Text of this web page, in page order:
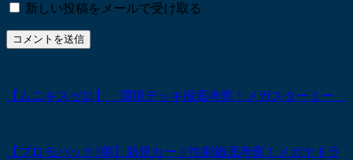
新しい投稿をメールで受け取る
【ムニキスゼロ】 環境デッキ徹底考察！メガスターミー
【プロモパック3弾】新規カード性能徹底考察！メガヤドラ